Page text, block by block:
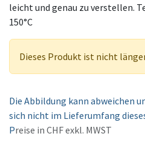
leicht und genau zu verstellen.
150°C
Dieses Produkt ist nicht
Die Abbildung kann abweichen
sich nicht im Lieferumfang
Preise in CHF exkl. MWST